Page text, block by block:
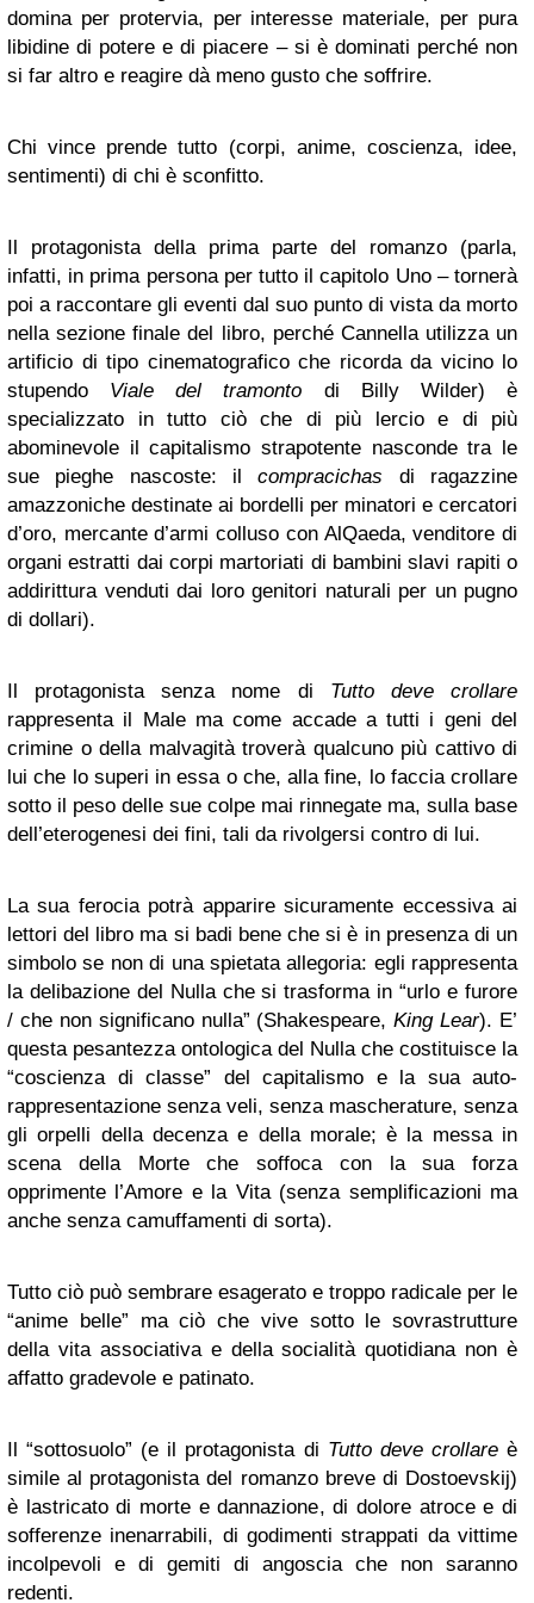
domina per protervia, per interesse materiale, per pura
libidine di potere e di piacere – si è dominati perché non
si far altro e reagire dà meno gusto che soffrire.
Chi vince prende tutto (corpi, anime, coscienza, idee,
sentimenti) di chi è sconfitto.
Il protagonista della prima parte del romanzo (parla,
infatti, in prima persona per tutto il capitolo Uno – tornerà
poi a raccontare gli eventi dal suo punto di vista da morto
nella sezione finale del libro, perché Cannella utilizza un
artificio di tipo cinematografico che ricorda da vicino lo
stupendo Viale del tramonto di Billy Wilder) è
specializzato in tutto ciò che di più lercio e di più
abominevole il capitalismo strapotente nasconde tra le
sue pieghe nascoste: ilcompracichas di ragazzine
amazzoniche destinate ai bordelli per minatori e cercatori
d’oro, mercante d’armi colluso con AlQaeda, venditore di
organi estratti dai corpi martoriati di bambini slavi rapiti o
addirittura venduti dai loro genitori naturali per un pugno
di dollari).
Il protagonista senza nome di Tutto deve crollare
rappresenta il Male ma come accade a tutti i geni del
crimine o della malvagità troverà qualcuno più cattivo di
lui che lo superi in essa o che, alla fine, lo faccia crollare
sotto il peso delle sue colpe mai rinnegate ma, sulla base
dell’eterogenesi dei fini, tali da rivolgersi contro di lui.
La sua ferocia potrà apparire sicuramente eccessiva ai
lettori del libro ma si badi bene che si è in presenza di un
simbolo se non di una spietata allegoria: egli rappresenta
la delibazione del Nulla che si trasforma in “urlo e furore
/ che non significano nulla” (Shakespeare,King Lear). E’
questa pesantezza ontologica del Nulla che costituisce la
“coscienza di classe” del capitalismo e la sua auto-
rappresentazione senza veli, senza mascherature, senza
gli orpelli della decenza e della morale; è la messa in
scena della Morte che soffoca con la sua forza
opprimente l’Amore e la Vita (senza semplificazioni ma
anche senza camuffamenti di sorta).
Tutto ciò può sembrare esagerato e troppo radicale per le
“anime belle” ma ciò che vive sotto le sovrastrutture
della vita associativa e della socialità quotidiana non è
affatto gradevole e patinato.
Il “sottosuolo” (e il protagonista di Tutto deve crollareè
simile al protagonista del romanzo breve di Dostoevskij)
è lastricato di morte e dannazione, di dolore atroce e di
sofferenze inenarrabili, di godimenti strappati da vittime
incolpevoli e di gemiti di angoscia che non saranno
redenti.